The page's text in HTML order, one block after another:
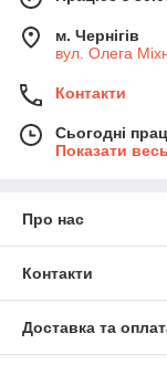
м. Чернігів
вул. Олега
Контакти
Сьогодні
Показати
Про нас
Контакти
Доставка та